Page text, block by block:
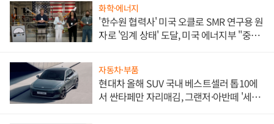
화학·에너지
'한수원 협력사' 미국 오클로 SMR 연구용 원
자로 '임계 상태' 도달, 미국 에너지부 "중요
자동차·부품
현대차 올해 SUV 국내 베스트셀러 톱10에
서 싼타페만 자리매김, 그랜저·아반떼 '세단